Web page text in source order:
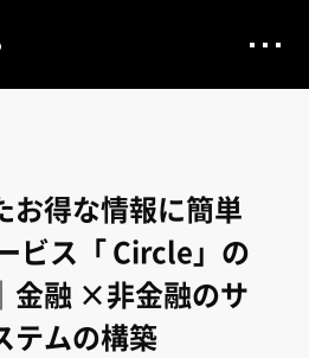
お得な情報に簡単
ビス「 Circle」の
金融 ×非金融のサ
テムの構築